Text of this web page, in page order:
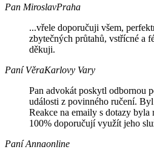
Pan MiroslavPraha
...vřele doporučuji všem,
zbytečných průtahů, vstřícné a
děkuji.
Paní VěraKarlovy Vary
Pan advokát poskytl odbornou
události z povinného ručení.
Reakce na emaily s dotazy byla
100% doporučují využít jeho
Paní Annaonline